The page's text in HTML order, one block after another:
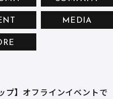
合せ
ポリシー
MEDIA
プ】オフラインイベントで